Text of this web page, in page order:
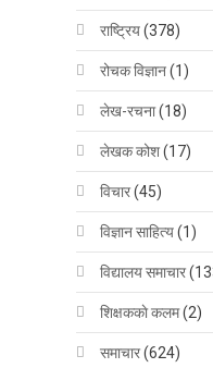
राष्ट्रिय(378)
रोचक विज्ञान(1)
लेख-रचना(18)
लेखक कोश(17)
विचार(45)
विज्ञान साहित्य(1)
विद्यालय समाचार
शिक्षककाे कलम(2)
समाचार(624)